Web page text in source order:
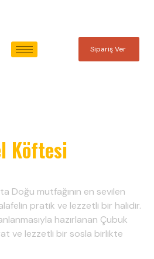
Sipariş Ver
Köftesi
Doğu mutfağının en sevilen
pratik ve lezzetli bir halidir.
hazırlanan Çubuk
ve lezzetli bir sosla birlikte